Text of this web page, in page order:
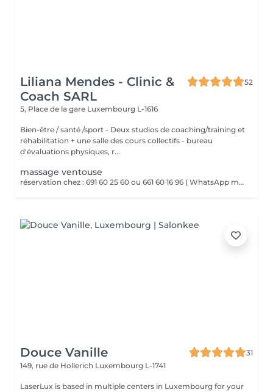
Liliana Mendes - Clinic &
Coach SARL
52
5, Place de la gare Luxembourg L-1616
Bien-être / santé /sport - Deux studios de coaching/training et
réhabilitation + une salle des cours collectifs - bureau
d'évaluations physiques, r...
massage ventouse
réservation chez : 691 60 25 60 ou 661 60 16 96 ( WhatsApp msg ) VENTOUSES OU CUPPING THERAPY Technique thérapeutique utilisant la succion pour créer une dépression sur la peau. Il améliore la circulation sanguine, décontracte lés muscles, soulage les Dolores et draine les tissus
Douce Vanille
31
149, rue de Hollerich Luxembourg L-1741
LaserLux is based in multiple centers in Luxembourg for your